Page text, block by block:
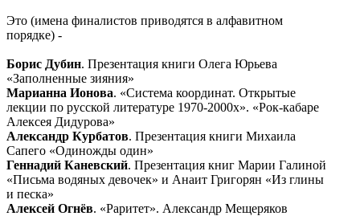
Это (имена финалистов приводятся в алфавитном
порядке) -
Борис Дубин. Презентация книги Олега Юрьева
«Заполненные зияния»
Марианна Ионова. «Система координат. Открытые
лекции по русской литературе 1970-2000х». «Рок-кабаре
Алексея Дидурова»
Александр Курбатов. Презентация книги Михаила
Сапего «Одиножды один»
Геннадий Каневский. Презентация книг Марии Галиной
«Письма водяных девочек» и Анаит Григорян «Из глины
и песка»
Алексей Огнёв. «Раритет». Александр Мещеряков